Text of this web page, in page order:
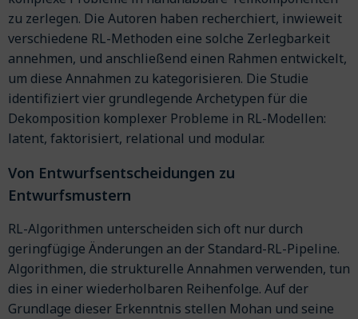
zu zerlegen. Die Autoren haben recherchiert, inwieweit
verschiedene RL-Methoden eine solche Zerlegbarkeit
annehmen, und anschließend einen Rahmen entwickelt,
um diese Annahmen zu kategorisieren. Die Studie
identifiziert vier grundlegende Archetypen für die
Dekomposition komplexer Probleme in RL-Modellen:
latent, faktorisiert, relational und modular.
Von Entwurfsentscheidungen zu
Entwurfsmustern
RL-Algorithmen unterscheiden sich oft nur durch
geringfügige Änderungen an der Standard-RL-Pipeline.
Algorithmen, die strukturelle Annahmen verwenden, tun
dies in einer wiederholbaren Reihenfolge. Auf der
Grundlage dieser Erkenntnis stellen Mohan und seine